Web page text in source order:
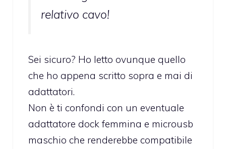
relativo cavo!
Sei sicuro? Ho letto ovunque quello
che ho appena scritto sopra e mai di
adattatori.
Non è ti confondi con un eventuale
adattatore dock femmina e microusb
maschio che renderebbe compatibile